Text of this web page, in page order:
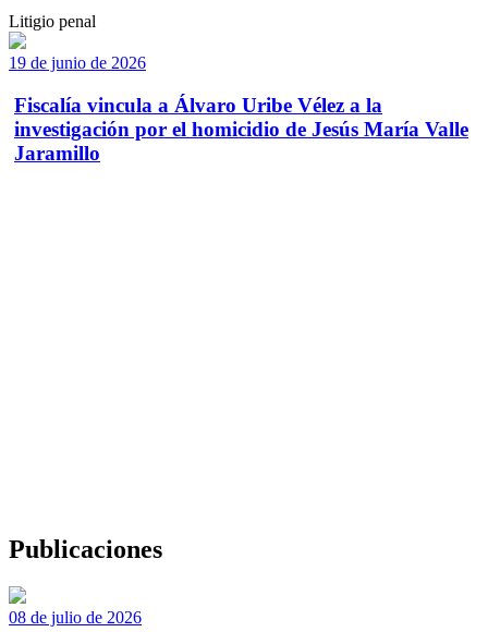
Litigio penal
19 de junio de 2026
Fiscalía vincula a Álvaro Uribe Vélez a la
investigación por el homicidio de Jesús María Valle
Jaramillo
Publicaciones
08 de julio de 2026